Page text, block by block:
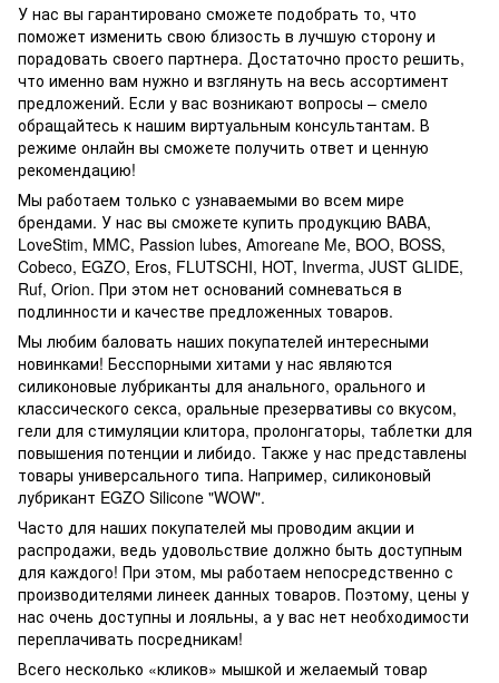
У нас вы гарантировано сможете подобрать то, что
поможет изменить свою близость в лучшую сторону и
порадовать своего партнера. Достаточно просто решить,
что именно вам нужно и взглянуть на весь ассортимент
предложений. Если у вас возникают вопросы – смело
обращайтесь к нашим виртуальным консультантам. В
режиме онлайн вы сможете получить ответ и ценную
рекомендацию!
Мы работаем только с узнаваемыми во всем мире
брендами. У нас вы сможете купить продукцию BABA,
LoveStim, MMC, Passion lubes, Amoreane Me, BOO, BOSS,
Cobeco, EGZO, Eros, FLUTSCHI, HOT, Inverma, JUST GLIDE,
Ruf, Orion. При этом нет оснований сомневаться в
подлинности и качестве предложенных товаров.
Мы любим баловать наших покупателей интересными
новинками! Бесспорными хитами у нас являются
силиконовые лубриканты для анального, орального и
классического секса, оральные презервативы со вкусом,
гели для стимуляции клитора, пролонгаторы, таблетки для
повышения потенции и либидо. Также у нас представлены
товары универсального типа. Например, силиконовый
лубрикант EGZO Silicone "WOW".
Часто для наших покупателей мы проводим акции и
распродажи, ведь удовольствие должно быть доступным
для каждого! При этом, мы работаем непосредственно с
производителями линеек данных товаров. Поэтому, цены у
нас очень доступны и лояльны, а у вас нет необходимости
переплачивать посредникам!
Всего несколько «кликов» мышкой и желаемый товар